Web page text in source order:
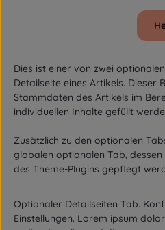
Dies ist einer von zwei
Detailseite eines Artikels. Dieser
Stammdaten des Artikels im
individuellen Inhalte gefüllt
Zusätzlich zu den optionalen
globalen optionalen Tab,
des Theme-Plugins gepflegt
Optionaler Detailseiten Tab.
Einstellungen. Lorem ipsum